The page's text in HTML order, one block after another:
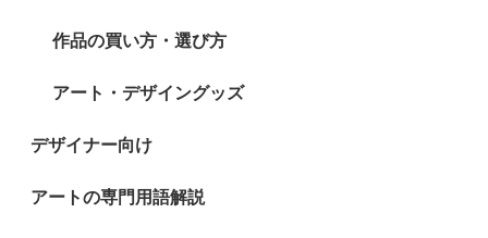
作品の買い方・選び方
アート・デザイングッズ
デザイナー向け
アートの専門用語解説